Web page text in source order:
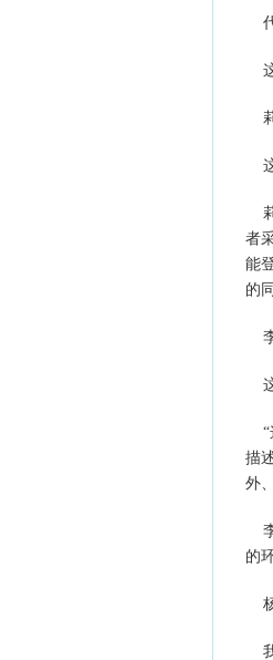
这
莉
这
莉
者
能
的
李
这
“
描
外
李
的
杨
我